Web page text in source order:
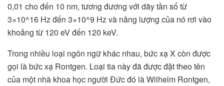
0,01 cho đến 10 nm, tương đương với dãy tần số từ
3×10^16 Hz đến 3×10^9 Hz và năng lượng của nó rơi vào
khoảng từ 120 eV đến 120 keV.
Trong nhiều loại ngôn ngữ khác nhau, bức xạ X còn được
gọi là bức xạ Rontgen. Loại tia này đã được đặt theo tên
của một nhà khoa học người Đức đó là Wilhelm Rontgen,